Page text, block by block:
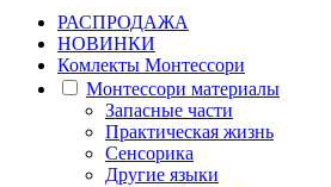
РАСПРОДАЖА
НОВИНКИ
Комлекты Монтессори
Монтессори материалы
Запасные части
Практическая жизнь
Сенсорика
Другие языки